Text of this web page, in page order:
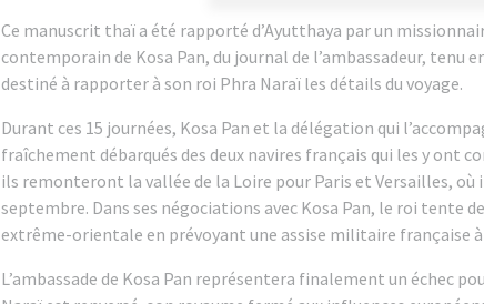
Ce manuscrit thaï a été rapporté d’Ayutthaya par un
contemporain de Kosa Pan, du journal de l’ambassadeur, tenu
destiné à rapporter à son roi Phra Naraï les détails du voyage.
Durant ces 15 journées, Kosa Pan et la délégation qui
fraîchement débarqués des deux navires français qui les y ont
ils remonteront la vallée de la Loire pour Paris et Versailles, où
septembre. Dans ses négociations avec Kosa Pan, le roi tente
extrême-orientale en prévoyant une assise militaire française
L’ambassade de Kosa Pan représentera finalement un échec